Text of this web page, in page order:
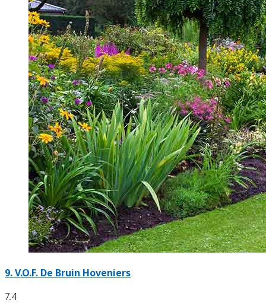
9.V.O.F. De Bruin Hoveniers
7.4